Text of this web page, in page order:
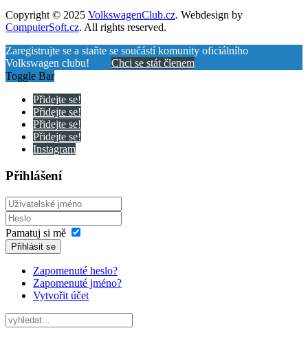
Copyright © 2025 VolkswagenClub.cz. Webdesign by
ComputerSoft.cz. All rights reserved.
Zaregistrujte se a staňte se součástí komunity oficiálního
Volkswagen clubu! Chci se stát členem
Toggle Bar
Přidejte se!
Přidejte se!
Přidejte se!
Přidejte se!
Instagram
Přihlášení
Pamatuj si mě
Přihlásit se
Zapomenuté heslo?
Zapomenuté jméno?
Vytvořit účet